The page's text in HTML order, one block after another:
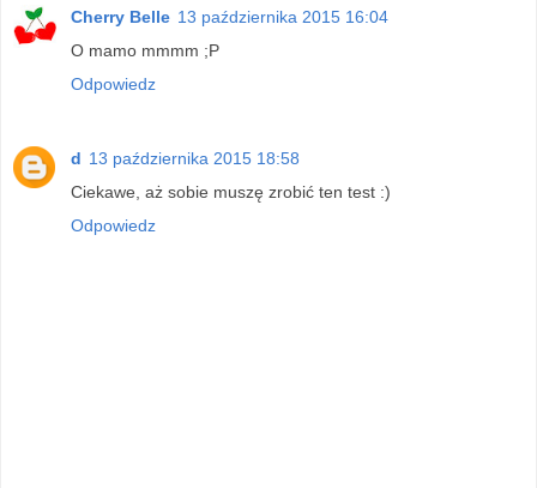
Cherry Belle 13 października 2015 16:04
O mamo mmmm ;P
Odpowiedz
d 13 października 2015 18:58
Ciekawe, aż sobie muszę zrobić ten test :)
Odpowiedz